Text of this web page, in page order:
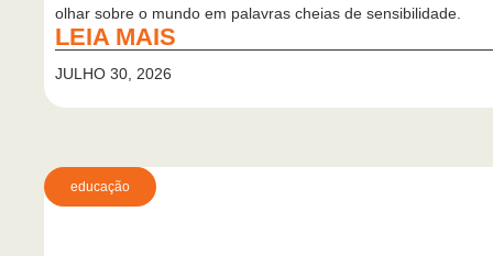
olhar sobre o mundo em palavras cheias de sensibilidade.
LEIA MAIS
JULHO 30, 2026
educação